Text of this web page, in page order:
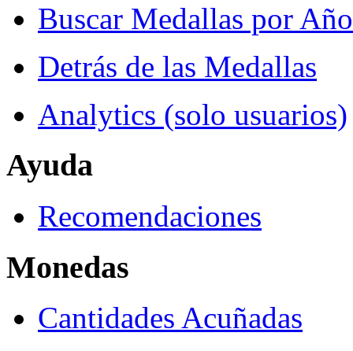
Buscar Medallas por Año
Detrás de las Medallas
Analytics (solo usuarios)
Ayuda
Recomendaciones
Monedas
Cantidades Acuñadas